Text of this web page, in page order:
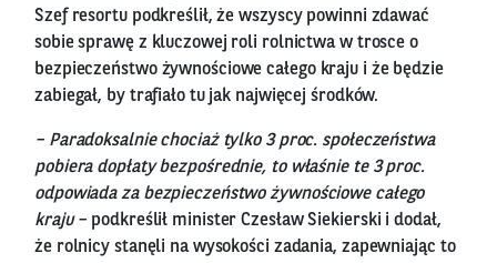
Szef resortu podkreślił, że wszyscy powinni zdawać
sobie sprawę z kluczowej roli rolnictwa w trosce o
bezpieczeństwo żywnościowe całego kraju i że będzie
zabiegał, by trafiało tu jak najwięcej środków.
– Paradoksalnie chociaż tylko 3 proc. społeczeństwa
pobiera dopłaty bezpośrednie, to właśnie te 3 proc.
odpowiada za bezpieczeństwo żywnościowe całego
kraju – podkreślił minister Czesław Siekierski i dodał,
że rolnicy stanęli na wysokości zadania, zapewniając to